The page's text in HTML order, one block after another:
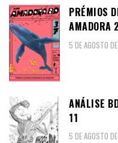
PRÉMIOS
AMADORA
5 DE AGOSTO
ANÁLISE
11
5 DE AGOSTO